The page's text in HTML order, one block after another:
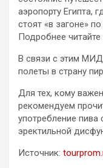
аэропорту Египта,
стоят «в загоне»
Подробнее
В связи с этим МИД
полеты в страну
Для тех, кому
рекомендуем
употребление пива
эректильной
Источник: